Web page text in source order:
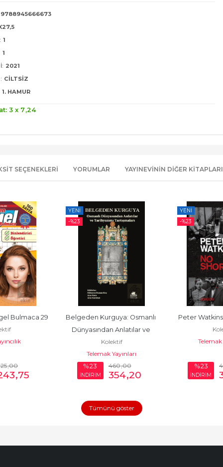
9788945666673
1
1
2021
CILTSIZ
1. HAMUR
3 x 7 ,24
SEÇENEKLERI YORUMLAR YAYINEVININ DIĞER KITAPLARI
Bulmaca 29
,00
,75
YENI
-%23
Belgeden Kurguya: Osmanlı
Dünyasından Anlatılar ve
Tarihyazımı Tartışmaları
Kolektif
Telemak Yayınları
%23
İNDİRİM
460,00
354,20
YENI
-%23
Peter
Telemak
%23
İNDİRİM
Tümünü göster